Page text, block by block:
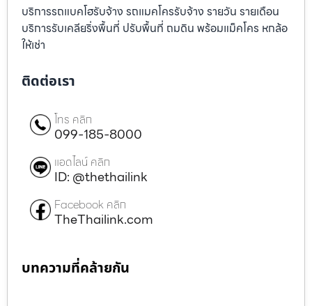
บริการรถแบคโฮรับจ้าง รถแมคโครรับจ้าง รายวัน รายเดือน
บริการรับเคลียริ่งพื้นที่ ปรับพื้นที่ ถมดิน พร้อมแม็คโคร หกล้อ
ให้เช่า
ติดต่อเรา
โทร คลิก
099-185-8000
แอดไลน์ คลิก
ID: @thethailink
Facebook คลิก
TheThailink.com
บทความที่คล้ายกัน